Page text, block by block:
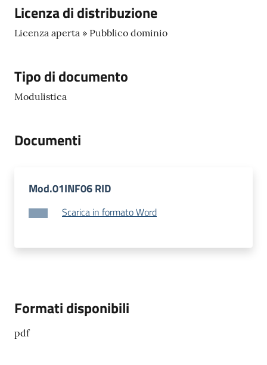
A
argomenti...
su
Descrizione
Licenza di distribuzione
Licenza aperta » Pubblico dominio
Tipo di documento
Modulistica
Documenti
Mod.01INF06 RID
Scarica in formato Word
Formati disponibili
pdf